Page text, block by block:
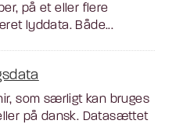
på et eller flere
lyddata. Både...
som særligt kan bruges
på dansk. Datasættet